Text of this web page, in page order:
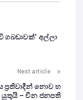
ගබඩාවක්’ අල්ලා
Next article
නොව හ
– චීන ජනපති